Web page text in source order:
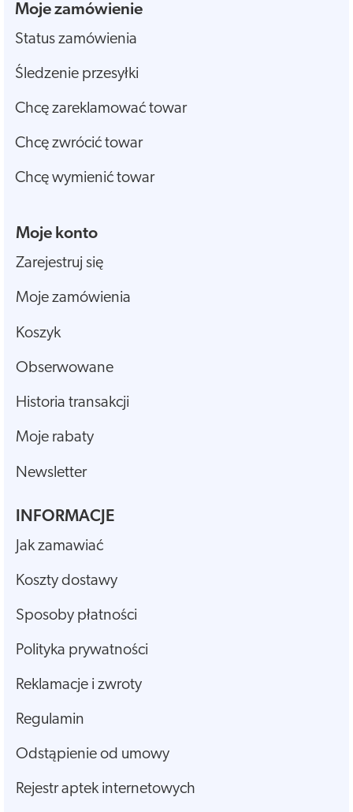
Moje zamówienie
Status zamówienia
Śledzenie przesyłki
Chcę zareklamować towar
Chcę zwrócić towar
Chcę wymienić towar
Moje konto
Zarejestruj się
Moje zamówienia
Koszyk
Obserwowane
Historia transakcji
Moje rabaty
Newsletter
INFORMACJE
Jak zamawiać
Koszty dostawy
Sposoby płatności
Polityka prywatności
Reklamacje i zwroty
Regulamin
Odstąpienie od umowy
Rejestr aptek internetowych